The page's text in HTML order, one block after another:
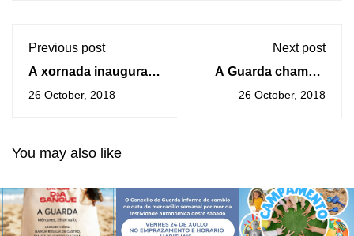
Previous post
A xornada inaugural
de «Tecnoimaxín» na
Ramonde e Jaume
26 October, 2018
Next post
A Guarda chama á
colaboración do
26 October, 2018
You may also like